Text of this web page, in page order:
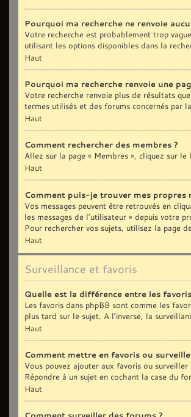
Pourquoi ma recherche ne renvoie
Votre recherche est probablement trop
utilisant les options disponibles dans la
Haut
Pourquoi ma recherche renvoie une
Votre recherche renvoie plus de résultats
termes utilisés et des forums concernés par
Haut
Comment rechercher des membres ?
Allez sur la page « Membres », cliquez sur le
Haut
Comment puis-je trouver mes propres
Vos messages peuvent être retrouvés en
les messages de l’utilisateur » depuis votre
Pour rechercher vos sujets, utilisez la page
Haut
Surveillance et favoris
Quelle est la différence entre les
Les favoris dans phpBB sont comme les
plus tard sur le sujet. A l’inverse, la
Haut
Comment mettre en favoris ou
Vous pouvez ajouter aux favoris ou
Répondre à un sujet en cochant la case du
Haut